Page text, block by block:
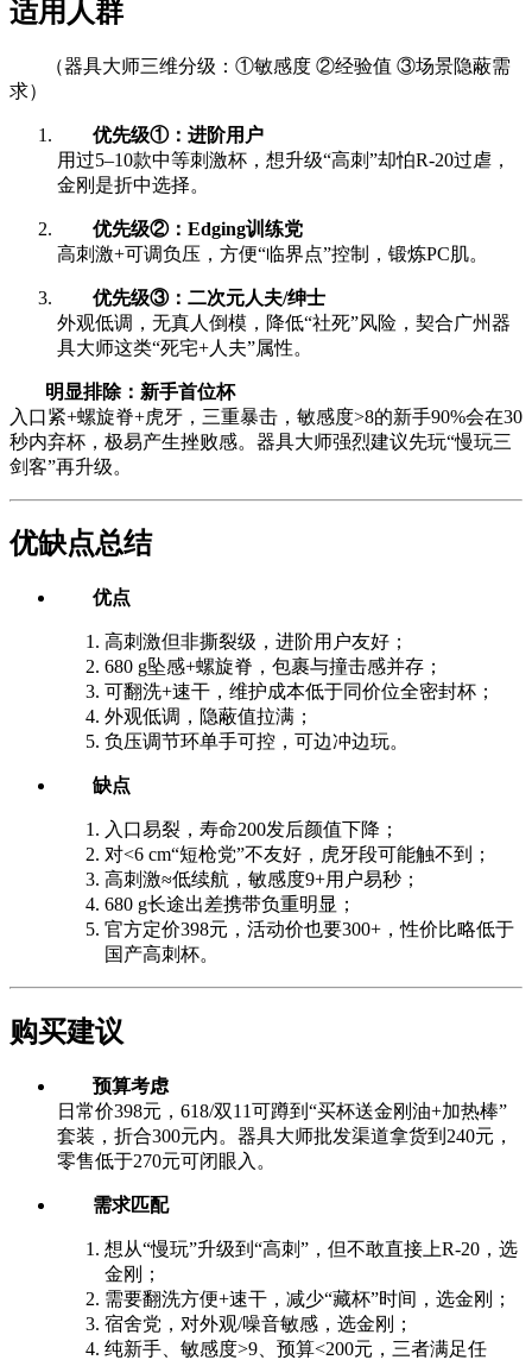
适用人群
（器具大师三维分级：①敏感度 ②经验值 ③场景隐蔽需
求）
优先级①：进阶用户
用过5–10款中等刺激杯，想升级“高刺”却怕R-20过虐，
金刚是折中选择。
优先级②：Edging训练党
高刺激+可调负压，方便“临界点”控制，锻炼PC肌。
优先级③：二次元人夫/绅士
外观低调，无真人倒模，降低“社死”风险，契合广州器
具大师这类“死宅+人夫”属性。
明显排除：新手首位杯
入口紧+螺旋脊+虎牙，三重暴击，敏感度>8的新手90%会在30
秒内弃杯，极易产生挫败感。器具大师强烈建议先玩“慢玩三
剑客”再升级。
优缺点总结
优点
高刺激但非撕裂级，进阶用户友好；
680 g坠感+螺旋脊，包裹与撞击感并存；
可翻洗+速干，维护成本低于同价位全密封杯；
外观低调，隐蔽值拉满；
负压调节环单手可控，可边冲边玩。
缺点
入口易裂，寿命200发后颜值下降；
对<6 cm“短枪党”不友好，虎牙段可能触不到；
高刺激≈低续航，敏感度9+用户易秒；
680 g长途出差携带负重明显；
官方定价398元，活动价也要300+，性价比略低于
国产高刺杯。
购买建议
预算考虑
日常价398元，618/双11可蹲到“买杯送金刚油+加热棒”
套装，折合300元内。器具大师批发渠道拿货到240元，
零售低于270元可闭眼入。
需求匹配
想从“慢玩”升级到“高刺”，但不敢直接上R-20，选
金刚；
需要翻洗方便+速干，减少“藏杯”时间，选金刚；
宿舍党，对外观/噪音敏感，选金刚；
纯新手、敏感度>9、预算<200元，三者满足任